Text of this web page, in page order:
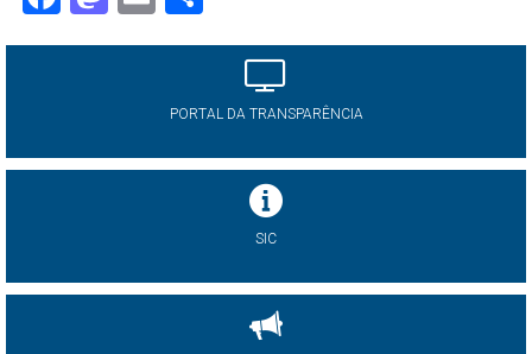
PORTAL DA TRANSPARÊNCIA
SIC